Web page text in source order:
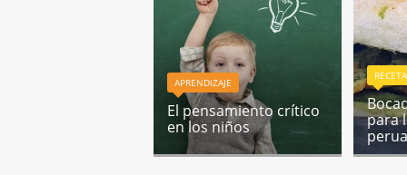
APRENDIZAJE
El pensamiento crítico
en los niños
para